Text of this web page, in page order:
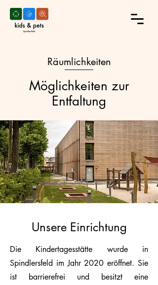
Räumlichkeiten
Möglichkeiten zur
Entfaltung
Unsere Einrichtung
Die Kindertagesstätte wurde in
Spindlersfeld im Jahr 2020 eröffnet. Sie
ist barrierefrei und besitzt eine